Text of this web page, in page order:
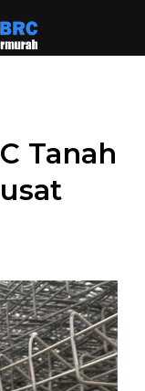
Tanah